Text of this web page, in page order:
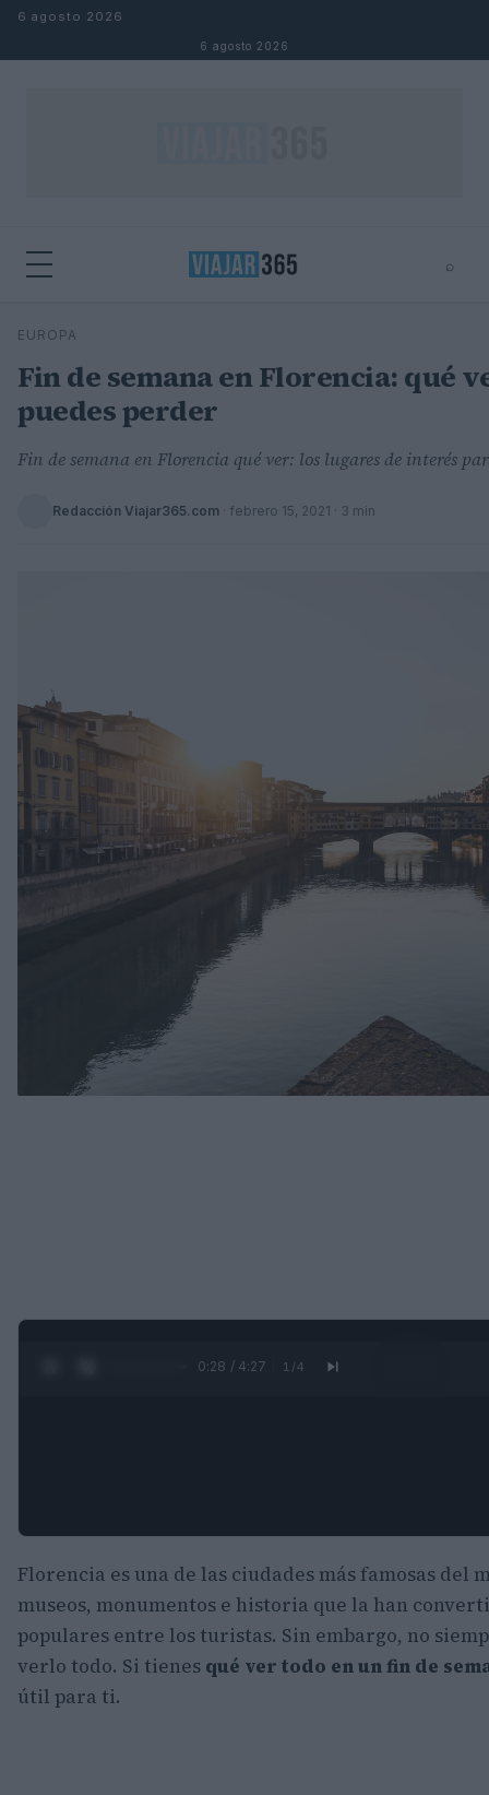
Saltar al contenido
6 agosto 2026
6 agosto 2026
⌕
Buscar
EUROPA
Fin de semana en Florencia: qué
puedes perder
Fin de semana en Florencia qué ver: los lugares de interés
Redacción Viajar365.com · febrero 15, 2021 · 3 min
0:29 / 4:27 1 /4
Florencia es una de las ciudades más famosas del
museos, monumentos e historia que la han
populares entre los turistas. Sin embargo, no
verlo todo. Si tienes qué ver todo en un fin de
útil para ti.